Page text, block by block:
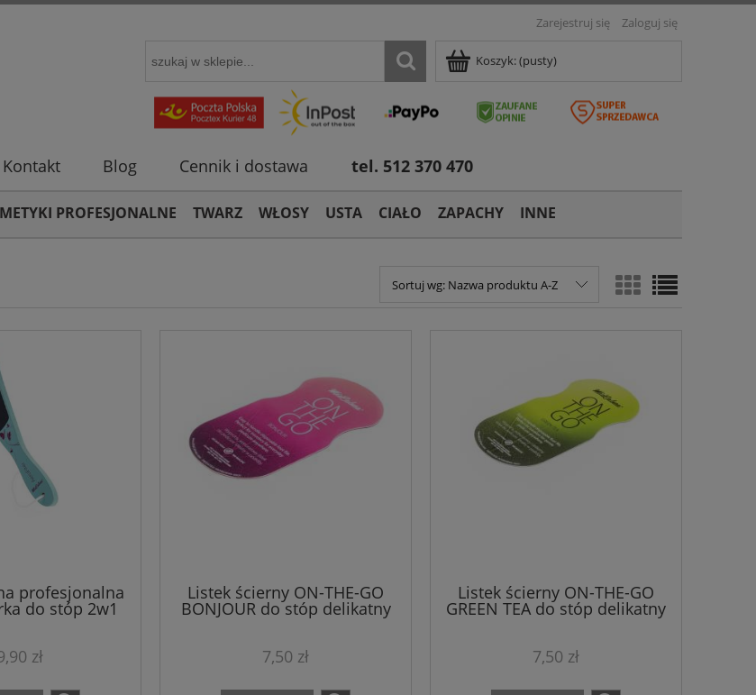
Zarejestruj się Zaloguj się
Koszyk:(pusty)
Kontakt Blog Cennik i dostawa tel. 512 370 470
PROFESJONALNE TWARZ WŁOSY USTA CIAŁO ZAPACHY
INNE
Sortuj wg: Nazwa produktu A-Z
profesjonalna
do stóp 2w1
drewniana
zł
Listek ścierny ON-THE-GO
BONJOUR do stóp delikatny
pedicure na sucho
7,50 zł
Listek ścierny ON-THE-GO
GREEN TEA do stóp delikatny
pedicure na sucho
7,50 zł